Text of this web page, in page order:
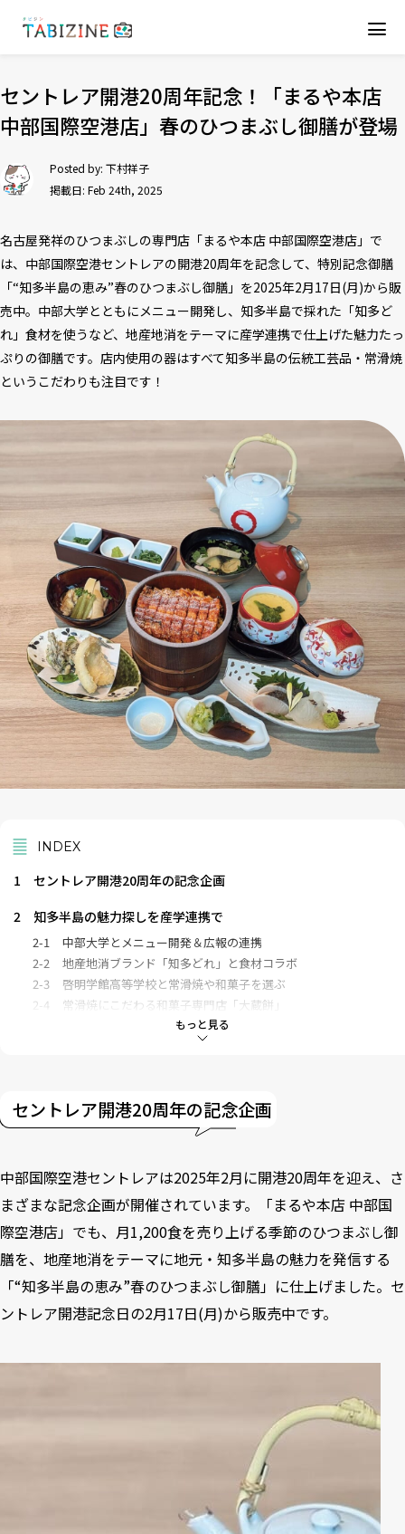
セントレア開港20周年記念！「まるや本店
中部国際空港店」春のひつまぶし御膳が登場
Posted by: 下村祥子
掲載日: Feb 24th, 2025
名古屋発祥のひつまぶしの専門店「まるや本店 中部国際空港店」で
は、中部国際空港セントレアの開港20周年を記念して、特別記念御膳
「“知多半島の恵み”春のひつまぶし御膳」を2025年2月17日(月)から販
売中。中部大学とともにメニュー開発し、知多半島で採れた「知多ど
れ」食材を使うなど、地産地消をテーマに産学連携で仕上げた魅力たっ
ぷりの御膳です。店内使用の器はすべて知多半島の伝統工芸品・常滑焼
というこだわりも注目です！
もっと見る
INDEX
1
セントレア開港20周年の記念企画
2
知多半島の魅力探しを産学連携で
2-1
中部大学とメニュー開発＆広報の連携
2-2
地産地消ブランド「知多どれ」と食材コラボ
2-3
啓明学館高等学校と常滑焼や和菓子を選ぶ
2-4
常滑焼にこだわる和菓子専門店「大蔵餅」
発酵食品が豊かな知多半島ならでは
4 まるや本店について
セントレア開港20周年の記念企画
中部国際空港セントレアは2025年2月に開港20周年を迎え、さ
まざまな記念企画が開催されています。「まるや本店 中部国
際空港店」でも、月1,200食を売り上げる季節のひつまぶし御
膳を、地産地消をテーマに地元・知多半島の魅力を発信する
「“知多半島の恵み”春のひつまぶし御膳」に仕上げました。セ
ントレア開港記念日の2月17日(月)から販売中です。